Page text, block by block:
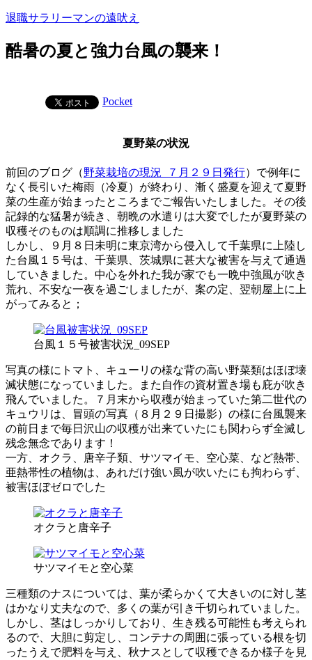
コ
テ
ン
退職サラリーマンの遠吠え
酷暑の夏と強力台風の襲来！
Pocket
夏野菜の状況
前回のブログ（野菜栽培の現況_７月２９日発行）で例年に
なく長引いた梅雨（冷夏）が終わり、漸く盛夏を迎えて夏野
菜の生産が始まったところまでご報告いたしました。その後
記録的な猛暑が続き、朝晩の水遣りは大変でしたが夏野菜の
収穫そのものは順調に推移しました
しかし、９月８日未明に東京湾から侵入して千葉県に上陸し
た台風１５号は、千葉県、茨城県に甚大な被害を与えて通過
していきました。中心を外れた我が家でも一晩中強風が吹き
荒れ、不安な一夜を過ごしましたが、案の定、翌朝屋上に上
がってみると；
台風１５号被害状況_09SEP
写真の様にトマト、キューリの様な背の高い野菜類はほぼ壊
滅状態になっていました。また自作の資材置き場も庇が吹き
飛んでいました。７月末から収穫が始まっていた第二世代の
キュウリは、冒頭の写真（８月２９日撮影）の様に台風襲来
の前日まで毎日沢山の収穫が出来ていたにも関わらず全滅し
残念無念であります！
一方、オクラ、唐辛子類、サツマイモ、空心菜、など熱帯、
亜熱帯性の植物は、あれだけ強い風が吹いたにも拘わらず、
被害ほぼゼロでした
オクラと唐辛子
サツマイモと空心菜
三種類のナスについては、葉が柔らかくて大きいのに対し茎
はかなり丈夫なので、多くの葉が引き千切られていました。
しかし、茎はしっかりしており、生き残る可能性も考えられ
るので、大胆に剪定し、コンテナの周囲に張っている根を切
ったうえで肥料を与え、秋ナスとして収穫できるか様子を見